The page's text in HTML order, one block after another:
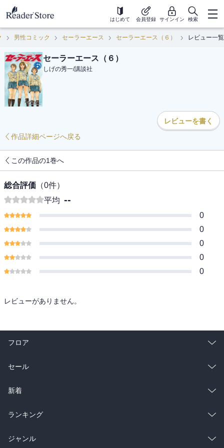
はじめて 会員登録 サインイン 検索
男性コミック セーラーエース セーラーエース（６） レビュー一覧
セーラーエース（６）
しげの秀一/講談社
レビューを書く
作品詳細ページへ戻る
この作品の1巻へ
総合評価 （0件）
平均 --
0
0
0
0
0
レビューがありません。
フロア
総合
ラノベ
雑誌・グラビア
BL・TL
セール
総合
ラノベ
雑誌・グラビア
新着
総合
ラノベ
ランキング
総合
ジャンル